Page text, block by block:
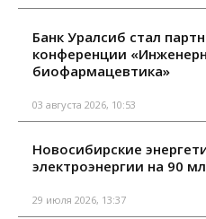
Банк Уралсиб стал
конференции
биофармацевтика»
03 августа 2026, 10:53
Новосибирские
электроэнергии на 90
29 июля 2026, 13:37